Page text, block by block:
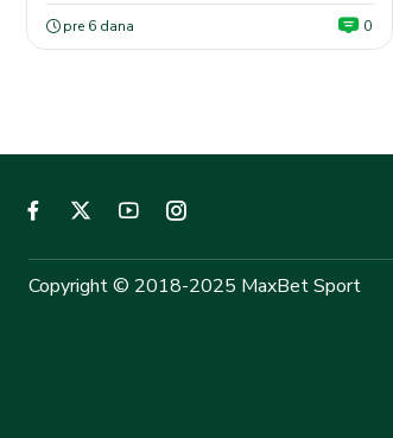
pre 6 dana 0
Copyright © 2018-2025 MaxBet Sport